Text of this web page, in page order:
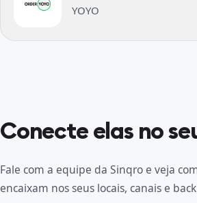
YOYO
Conecte elas no
Fale com a equipe da Sinqro e veja
encaixam nos seus locais, canais e